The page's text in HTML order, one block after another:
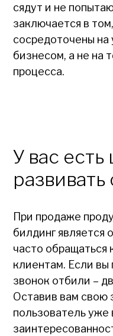
сядут и не
заключается в
сосредоточены на
бизнесом, а не на
процесса.
У вас
При продаже
билдинг является
часто обращаться
клиентам. Если вы
звонок отбили –
Оставив вам свою
пользователь